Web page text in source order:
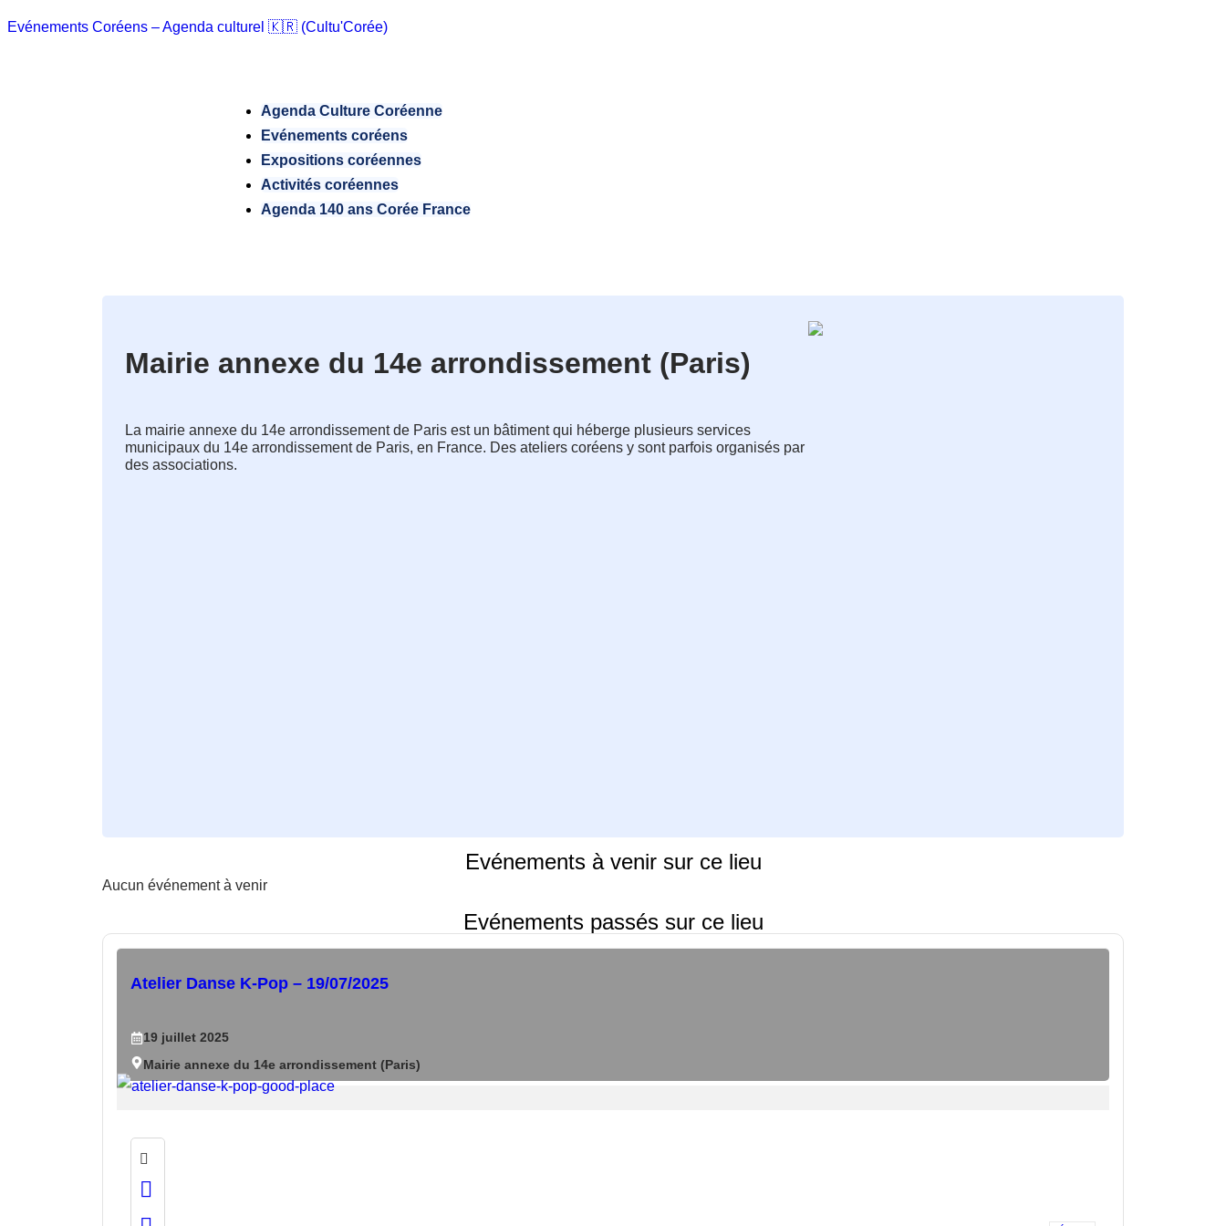
Evénements Coréens – Agenda culturel 🇰🇷 (Cultu'Corée)
Agenda Culture Coréenne
Evénements coréens
Expositions coréennes
Activités coréennes
Agenda 140 ans Corée France
Mairie annexe du 14e arrondissement (Paris)
La mairie annexe du 14e arrondissement de Paris est un bâtiment qui héberge plusieurs services
municipaux du 14e arrondissement de Paris, en France. Des ateliers coréens y sont parfois organisés par
des associations.
Evénements à venir sur ce lieu
Aucun événement à venir
Evénements passés sur ce lieu
Atelier Danse K-Pop – 19/07/2025
19 juillet 2025
Mairie annexe du 14e arrondissement (Paris)